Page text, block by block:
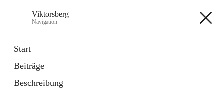
Viktorsberg
Navigation
Start
Beiträge
Beschreibung
1 Schnellzugriff